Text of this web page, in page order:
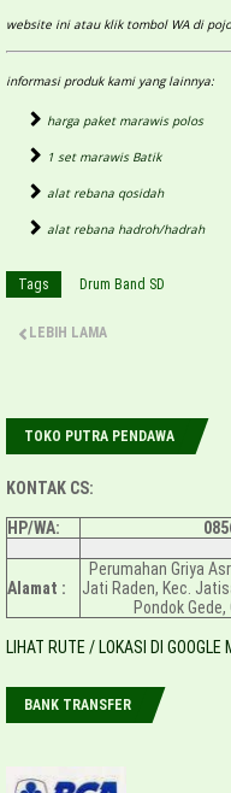
website ini atau klik tombol WA di
informasi produk kami yang lainnya:
harga paket marawis polos
1 set marawis Batik
alat rebana qosidah
alat rebana hadroh/hadrah
Tags Drum Band SD
LEBIH LAMA
TOKO PUTRA PENDAWA
KONTAK CS:
HP/WA:
Alamat :
Perumahan Griya
Jati Raden, Kec.
Pondok
LIHAT RUTE / LOKASI DI GOOGLE
BANK TRANSFER